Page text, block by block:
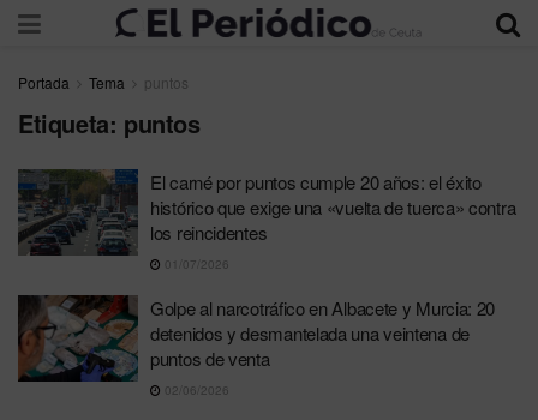
Portada Tema puntos
Etiqueta: puntos
El carné por puntos cumple 20 años: el éxito
histórico que exige una «vuelta de tuerca» contra
los reincidentes
01/07/2026
Golpe al narcotráfico en Albacete y Murcia: 20
detenidos y desmantelada una veintena de
puntos de venta
02/06/2026